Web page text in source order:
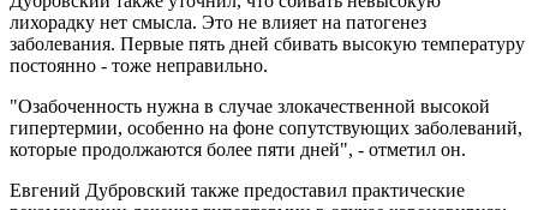
лихорадку нет смысла. Это не влияет на патогенез
заболевания. Первые пять дней сбивать высокую температуру
постоянно - тоже неправильно.
"Озабоченность нужна в случае злокачественной высокой
гипертермии, особенно на фоне сопутствующих заболеваний,
которые продолжаются более пяти дней", - отметил он.
Евгений Дубровский также предоставил практические